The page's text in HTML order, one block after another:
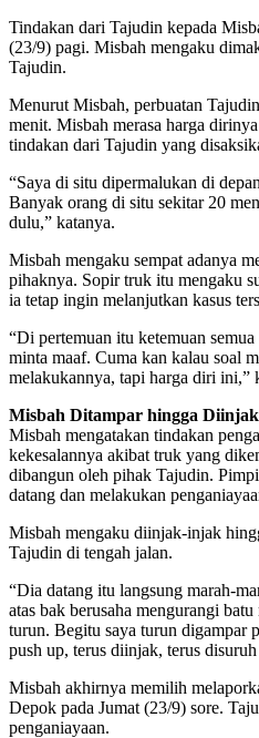
Tindakan dari Tajudin kepada
(23/9) pagi. Misbah mengaku
Tajudin.
Menurut Misbah, perbuatan
menit. Misbah merasa harga
tindakan dari Tajudin yang
“Saya di situ dipermalukan di
Banyak orang di situ sekitar 20
dulu,” katanya.
Misbah mengaku sempat adanya
pihaknya. Sopir truk itu mengaku
ia tetap ingin melanjutkan kasus
“Di pertemuan itu ketemuan
minta maaf. Cuma kan kalau soal
melakukannya, tapi harga diri ini,”
Misbah Ditampar hingga
Misbah mengatakan tindakan
kekesalannya akibat truk yang
dibangun oleh pihak Tajudin.
datang dan melakukan
Misbah mengaku diinjak-injak
Tajudin di tengah jalan.
“Dia datang itu langsung marah-
atas bak berusaha mengurangi
turun. Begitu saya turun digampar
push up, terus diinjak, terus
Misbah akhirnya memilih
Depok pada Jumat (23/9) sore.
penganiayaan.